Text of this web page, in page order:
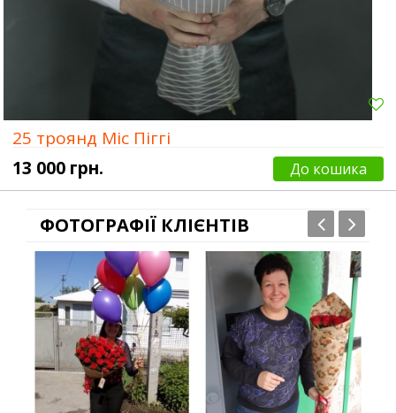
25 троянд Міс Піггі
13 000 грн.
До кошика
ФОТОГРАФІЇ КЛІЄНТІВ